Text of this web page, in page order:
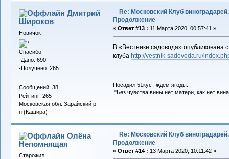
Дмитрий
Широков
Новичок
Спасибо
-Дано: 690
-Получено: 265
Сообщений: 38
Рейтинг: 265
Московская обл. Зарайский р-
н (Кашира)
Re: Московский Клуб виноградарей.
Продолжение
« Ответ #13 : 11 Марта 2020, 00:57:41 »
В «Вестнике садовода» опубликована
клуба http://vestnik-sadovoda.ru/
Посадил 51куст ждем ягоды.
"Без чувства вины нет матери, как нет
Олёна
Непомнящая
Старожил
Re: Московский Клуб виноградарей.
Продолжение
« Ответ #14 : 13 Марта 2020, 10:11:42 »